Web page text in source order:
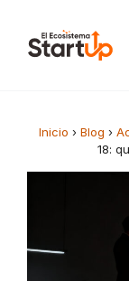
Inicio › Blog ›
18: